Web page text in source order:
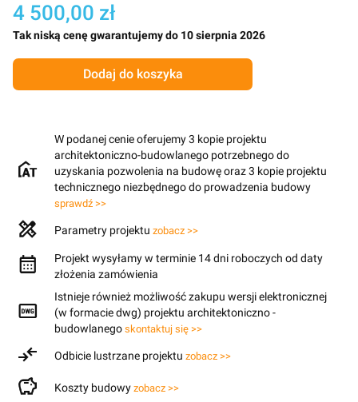
4 500,00 zł
Tak niską cenę gwarantujemy do 10 sierpnia 2026
Dodaj do koszyka
W podanej cenie oferujemy 3 kopie projektu
architektoniczno-budowlanego potrzebnego do
uzyskania pozwolenia na budowę oraz 3 kopie projektu
technicznego niezbędnego do prowadzenia budowy
sprawdź >>
Parametry projektu zobacz >>
Projekt wysyłamy w terminie 14 dni roboczych od daty
złożenia zamówienia
Istnieje również możliwość zakupu wersji elektronicznej
(w formacie dwg) projektu architektoniczno -
budowlanego skontaktuj się >>
Odbicie lustrzane projektu zobacz >>
Koszty budowy zobacz >>